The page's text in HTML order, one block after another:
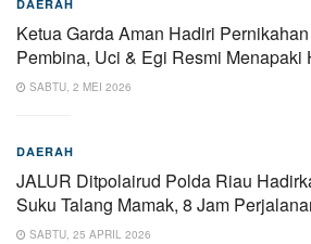
DAERAH
Ketua Garda Aman Hadiri
Pembina, Uci & Egi Resmi Menapaki
SABTU, 2 MEI 2026
DAERAH
JALUR Ditpolairud Polda Riau
Suku Talang Mamak, 8 Jam
SABTU, 25 APRIL 2026